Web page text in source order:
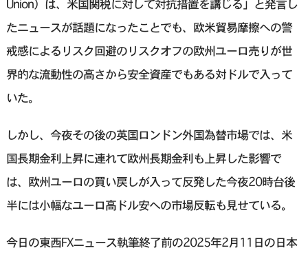
Union）は、米国関税に対して対抗措置を講じる」と発言し
たニュースが話題になったことでも、欧米貿易摩擦への警
戒感によるリスク回避のリスクオフの欧州ユーロ売りが世
界的な流動性の高さから安全資産でもある対ドルで入って
いた。
しかし、今夜その後の英国ロンドン外国為替市場では、米
国長期金利上昇に連れて欧州長期金利も上昇した影響で
は、欧州ユーロの買い戻しが入って反発した今夜20時台後
半には小幅なユーロ高ドル安への市場反転も見せている。
今日の東西FXニュース執筆終了前の2025年2月11日の日本